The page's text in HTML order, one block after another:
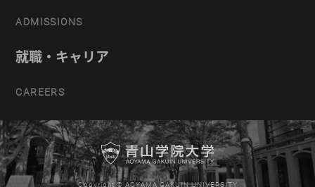
ADMISSIONS
就職・キャリア
CAREERS
Copyright © AOYAMA GAKUIN UNIVERSITY